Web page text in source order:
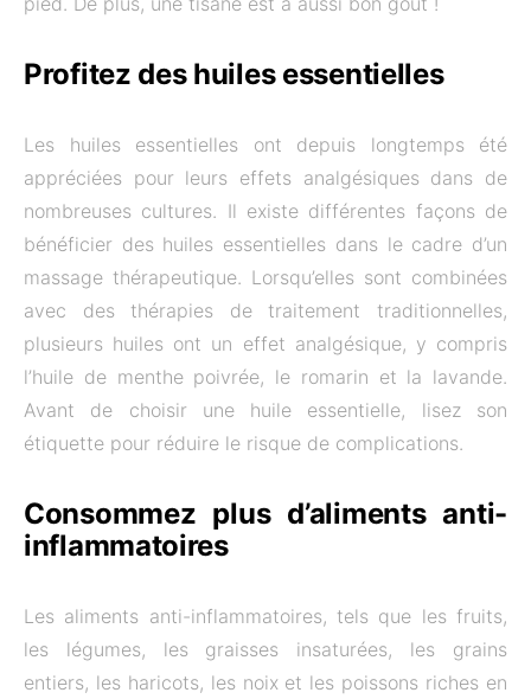
Profitez des huiles essentielles
Les huiles essentielles ont depuis longtemps été
appréciées pour leurs effets analgésiques dans de
nombreuses cultures. Il existe différentes façons de
bénéficier des huiles essentielles dans le cadre d’un
massage thérapeutique. Lorsqu’elles sont combinées
avec des thérapies de traitement traditionnelles,
plusieurs huiles ont un effet analgésique, y compris
l’huile de menthe poivrée, le romarin et la lavande.
Avant de choisir une huile essentielle, lisez son
étiquette pour réduire le risque de complications.
Consommez plus d’aliments anti-
inflammatoires
Les aliments anti-inflammatoires, tels que les fruits,
les légumes, les graisses insaturées, les grains
entiers, les haricots, les noix et les poissons riches en